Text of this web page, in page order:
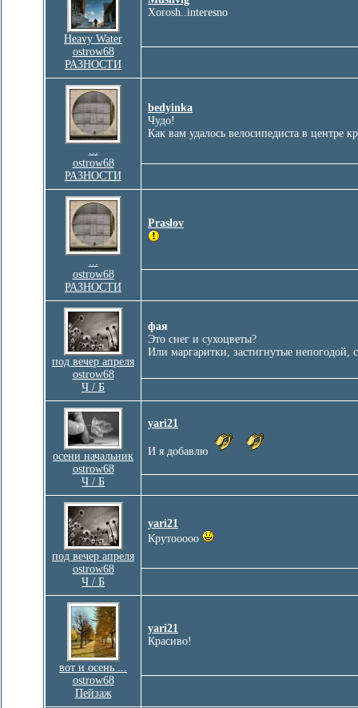
Heavy Water
ostrow68
РАЗНОСТИ
Xorosh..interesno
...
ostrow68
РАЗНОСТИ
bedyinka
Чудо!
Как вам удалось велосипедиста в центре
...
ostrow68
РАЗНОСТИ
Praslov
под вечер апреля
ostrow68
Ч / Б
фая
Это снег и сухоцветы?
Или маргаритки, застигнутые непогодой,
осени начальник
ostrow68
Ч / Б
yari21
И я добавлю
под вечер апреля
ostrow68
Ч / Б
yari21
Крутооооо
вот и осень ...
ostrow68
Пейзаж
yari21
Красиво!